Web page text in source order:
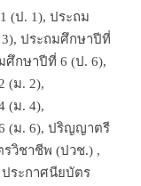
(ป. 1), ประถม
ประถมศึกษาปีที่
ศึกษาปีที่ 6 (ป. 6),
(ม. 2),
(ม. 4),
(ม. 6), ปริญญาตรี
วิชาชีพ (ปวช.) ,
ระกาศนียบัตร